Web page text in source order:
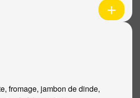
fromage, jambon de dinde,